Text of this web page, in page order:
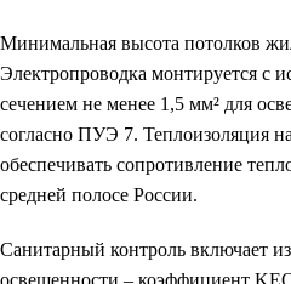
Минимальная высота потолков
Электропроводка монтируется с
сечением не менее 1,5 мм² для
согласно ПУЭ 7. Теплоизоляция
обеспечивать сопротивление
средней полосе России.
Санитарный контроль включает
освещенности – коэффициент